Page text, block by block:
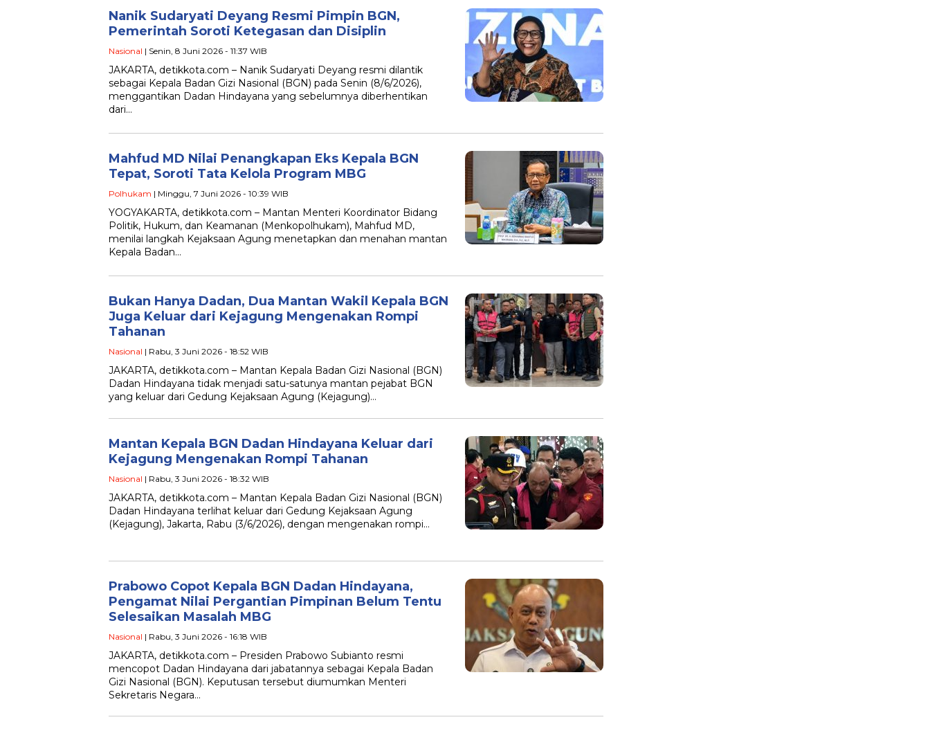
Nanik Sudaryati Deyang Resmi Pimpin BGN,
Pemerintah Soroti Ketegasan dan Disiplin
Nasional | Senin, 8 Juni 2026 - 11:37 WIB
JAKARTA, detikkota.com – Nanik Sudaryati Deyang resmi dilantik
sebagai Kepala Badan Gizi Nasional (BGN) pada Senin (8/6/2026),
menggantikan Dadan Hindayana yang sebelumnya diberhentikan
dari…
Mahfud MD Nilai Penangkapan Eks Kepala BGN
Tepat, Soroti Tata Kelola Program MBG
Polhukam | Minggu, 7 Juni 2026 - 10:39 WIB
YOGYAKARTA, detikkota.com – Mantan Menteri Koordinator Bidang
Politik, Hukum, dan Keamanan (Menkopolhukam), Mahfud MD,
menilai langkah Kejaksaan Agung menetapkan dan menahan mantan
Kepala Badan…
Bukan Hanya Dadan, Dua Mantan Wakil Kepala BGN
Juga Keluar dari Kejagung Mengenakan Rompi
Tahanan
Nasional | Rabu, 3 Juni 2026 - 18:52 WIB
JAKARTA, detikkota.com – Mantan Kepala Badan Gizi Nasional (BGN)
Dadan Hindayana tidak menjadi satu-satunya mantan pejabat BGN
yang keluar dari Gedung Kejaksaan Agung (Kejagung)…
Mantan Kepala BGN Dadan Hindayana Keluar dari
Kejagung Mengenakan Rompi Tahanan
Nasional | Rabu, 3 Juni 2026 - 18:32 WIB
JAKARTA, detikkota.com – Mantan Kepala Badan Gizi Nasional (BGN)
Dadan Hindayana terlihat keluar dari Gedung Kejaksaan Agung
(Kejagung), Jakarta, Rabu (3/6/2026), dengan mengenakan rompi…
Prabowo Copot Kepala BGN Dadan Hindayana,
Pengamat Nilai Pergantian Pimpinan Belum Tentu
Selesaikan Masalah MBG
Nasional | Rabu, 3 Juni 2026 - 16:18 WIB
JAKARTA, detikkota.com – Presiden Prabowo Subianto resmi
mencopot Dadan Hindayana dari jabatannya sebagai Kepala Badan
Gizi Nasional (BGN). Keputusan tersebut diumumkan Menteri
Sekretaris Negara…